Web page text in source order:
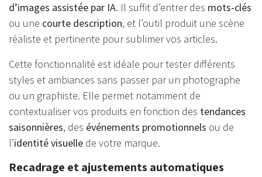
d’images assistée par IA. Il suffit d’entrer des mots-clés
ou une courte description, et l’outil produit une scène
réaliste et pertinente pour sublimer vos articles.
Cette fonctionnalité est idéale pour tester différents
styles et ambiances sans passer par un photographe
ou un graphiste. Elle permet notamment de
contextualiser vos produits en fonction des tendances
saisonnières, des événements promotionnels ou de
l’identité visuelle de votre marque.
Recadrage et ajustements automatiques